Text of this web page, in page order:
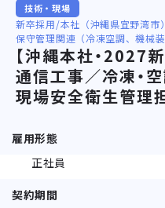
技術・現場
新卒採用 本社（沖縄県宜野湾市）
保守管理関連（冷凍空調、機械装
【沖縄本社・2027
通信工事／冷凍・
現場安全衛生管理
雇用形態
正社員
契約期間